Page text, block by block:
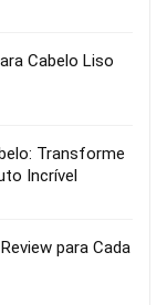
Cabelo Liso
Transforme
Incrível
para Cada